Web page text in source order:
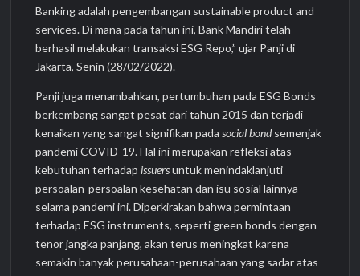
Banking adalah pengembangan sustainable product and
services. Di mana pada tahun ini, Bank Mandiri telah
berhasil melakukan transaksi ESG Repo,” ujar Panji di
Jakarta, Senin (28/02/2022).
Panji juga menambahkan, pertumbuhan pada ESG Bonds
berkembang sangat pesat dari tahun 2015 dan terjadi
kenaikan yang sangat signifikan padasocial bondsemenjak
pandemi COVID-19. Hal ini merupakan refleksi atas
kebutuhan terhadapissuersuntuk menindaklanjuti
persoalan-persoalan kesehatan dan isu sosial lainnya
selama pandemi ini. Diperkirakan bahwa permintaan
terhadap ESG instruments, seperti green bonds dengan
tenor jangka panjang, akan terus meningkat karena
semakin banyak perusahaan-perusahaan yang sadar atas